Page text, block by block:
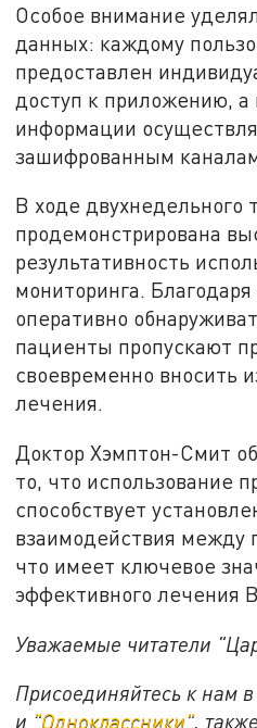
Особое внимание
данных: каждому
предоставлен
доступ к приложению, а
информации
зашифрованным
В ходе двухнедельного
продемонстрирована
результативность
мониторинга.
оперативно
пациенты пропускают
своевременно вносить
лечения.
Доктор Хэмптон-Смит
то, что использование
способствует
взаимодействия между
что имеет ключевое
эффективного лечения
Уважаемые читатели
Присоединяйтесь к нам в
и "Одноклассники",